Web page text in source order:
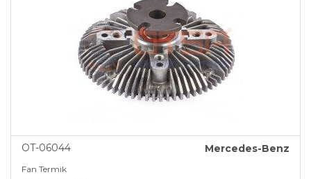
OT-06044 Mercedes-Benz
Fan Termik